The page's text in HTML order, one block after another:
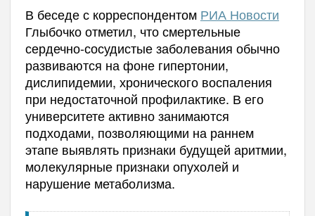
В беседе с корреспондентом РИА Новости
Глыбочко отметил, что смертельные
сердечно-сосудистые заболевания обычно
развиваются на фоне гипертонии,
дислипидемии, хронического воспаления
при недостаточной профилактике. В его
университете активно занимаются
подходами, позволяющими на раннем
этапе выявлять признаки будущей аритмии,
молекулярные признаки опухолей и
нарушение метаболизма.